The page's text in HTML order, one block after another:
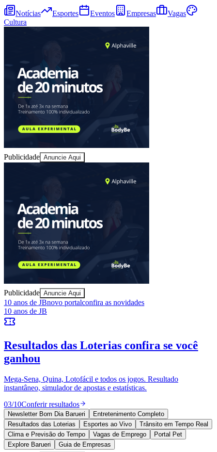
Juventude
Ceará
Notícias Esportes Eventos Empresas
Vagas
Cultura
Publicidade Anuncie Aqui
Publicidade Anuncie Aqui
10 anos de JBnovo portalconfira as novidades
10 anos de JB
Resultados das Loterias confira se você
ganhou
Mega-Sena, Quina, Lotofácil e todos os jogos. Resultado
instantâneo, simulador de apostas e estatísticas.
03/10Conferir resultados
Newsletter Bom Dia Barueri
Entretenimento Completo
Resultados das Loterias
Esportes ao Vivo
Trânsito em Tempo Real
Clima e Previsão do Tempo
Vagas de Emprego
Portal Pet
Explore Barueri
Guia de Empresas